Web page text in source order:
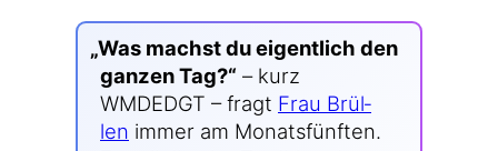
„Was machst du eigent­lich den
gan­zen Tag?“ – kurz
WMDEDGT – fragt Frau Brül­
len immer am Monats­fünf­ten.